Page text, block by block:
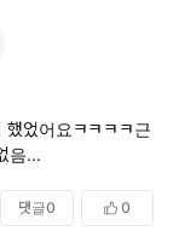
었어요ㅋㅋㅋㅋ근
음...
댓글0 0